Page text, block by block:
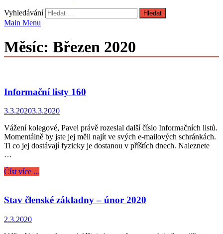
Vyhledávání
Main Menu
Měsíc: Březen 2020
Informační listy 160
3.3.20203.3.2020
Vážení kolegové, Pavel právě rozeslal další číslo Informačních listů.
Momentálně by jste jej měli najít ve svých e-mailových schránkách.
Ti co jej dostávají fyzicky je dostanou v příštích dnech. Naleznete
…
Číst více ...
Stav členské základny – únor 2020
2.3.2020